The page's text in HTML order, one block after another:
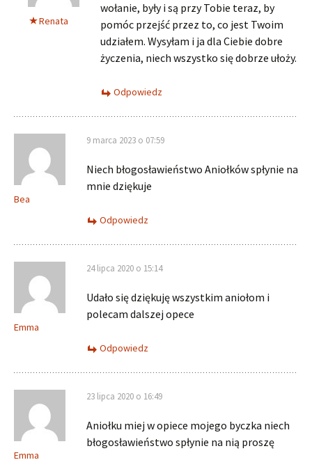
Renata
wołanie, były i są przy Tobie teraz, by
pomóc przejść przez to, co jest Twoim
udziałem. Wysyłam i ja dla Ciebie dobre
życzenia, niech wszystko się dobrze ułoży.
Odpowiedz
Bea
9 marca 2023 o 07:59
Niech błogosławieństwo Aniołków spłynie na
mnie dziękuje
Odpowiedz
Emma
24 lipca 2020 o 15:14
Udało się dziękuję wszystkim aniołom i
polecam dalszej opece
Odpowiedz
Emma
23 lipca 2020 o 16:49
Aniołku miej w opiece mojego byczka niech
błogosławieństwo spłynie na nią proszę